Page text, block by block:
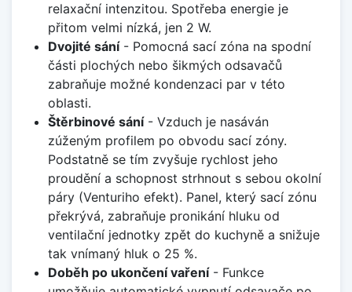
relaxační intenzitou. Spotřeba energie je
přitom velmi nízká, jen 2 W.
Dvojité sání- Pomocná sací zóna na spodní
části plochých nebo šikmých odsavačů
zabraňuje možné kondenzaci par v této
oblasti.
Štěrbinové sání- Vzduch je nasáván
zúženým profilem po obvodu sací zóny.
Podstatně se tím zvyšuje rychlost jeho
proudění a schopnost strhnout s sebou okolní
páry (Venturiho efekt). Panel, který sací zónu
překrývá, zabraňuje pronikání hluku od
ventilační jednotky zpět do kuchyně a snižuje
tak vnímaný hluk o 25 %.
Doběh po ukončení vaření- Funkce